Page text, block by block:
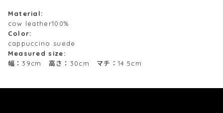
Material:
cow leather100%
Color:
cappuccino suede
Measured size:
幅：39cm 高さ：30cm マチ：14.5cm